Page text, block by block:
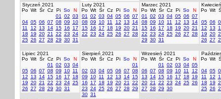
Styczeń 2021
Po Wt Śr Cz Pi So
N
01
02 03
04 05 06 07 08 09
10
11
12 13 14 15 16
17
18
19 20 21 22 23 24
25 26 27 28 29 30 31
Luty 2021
Po Wt Śr Cz Pi So
N
01
02 03 04 05 06 07
08 09 10 11 12 13
14
15 16 17 18 19 20 21
22 23 24 25 26 27 28
Marzec 2021
Po Wt Śr Cz Pi So
N
01
02 03 04 05 06 07
08 09 10 11 12 13
14
15 16 17 18 19 20 21
22 23 24 25 26 27 28
29 30 31
Po Wt
05 06
12
13
19 20
26 27
Lipiec 2021
Po Wt Śr Cz Pi So
N
01
02 03 04
05 06 07 08 09 10 11
12
13 14 15 16 17
18
19 20 21 22 23 24 25
26 27 28 29 30 31
Sierpień 2021
Po Wt Śr Cz Pi So
N
01
02 03 04 05 06 07 08
09
10 11 12 13 14 15
16
17 18 19 20 21
22
23 24 25 26 27 28 29
30 31
Wrzesień 2021
Po Wt Śr Cz Pi So
N
01
02 03 04 05
06 07 08 09 10 11
12
13
14 15 16 17 18
19
20 21 22 23 24 25 26
27 28 29 30
Po Wt
04 05
11
12
18
19
25 26